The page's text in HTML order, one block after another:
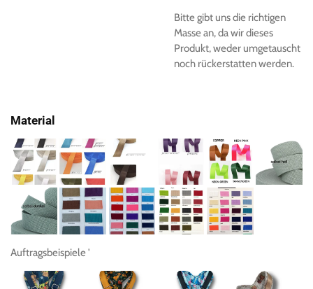
Bitte gibt uns die richtigen
Masse an, da wir dieses
Produkt, weder umgetauscht
noch rückerstatten werden.
Material
Auftragsbeispiele '